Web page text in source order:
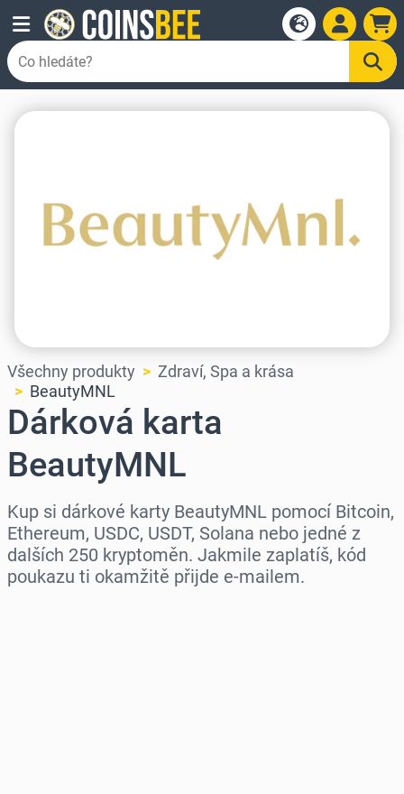
Všechny produkty
Zdraví, Spa a krása
BeautyMNL
Dárková karta
BeautyMNL
Kup si dárkové karty BeautyMNL pomocí Bitcoin,
Ethereum, USDC, USDT, Solana nebo jedné z
dalších 250 kryptoměn. Jakmile zaplatíš, kód
poukazu ti okamžitě přijde e-mailem.